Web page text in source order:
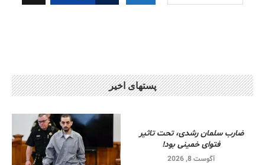
پستهای اخیر
ضارب سلمان رشدی، تحت تاثیر
فتوای خمینی بود!
آگوست 8, 2026